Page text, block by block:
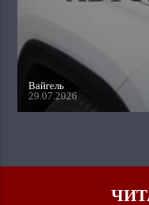
Вайгель
29.07.2026